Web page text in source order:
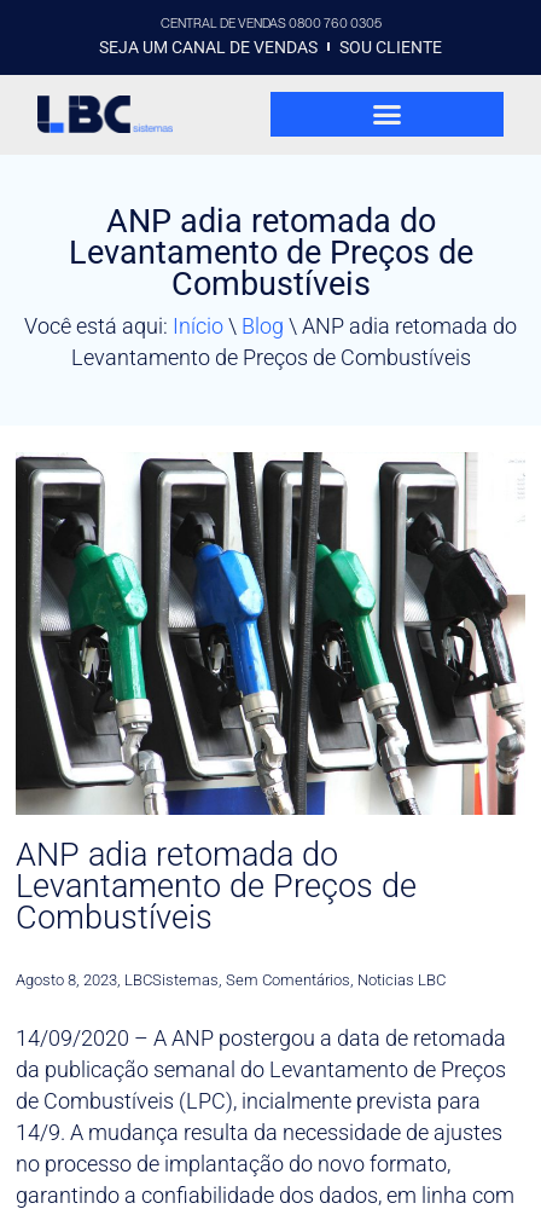
CENTRAL DE VENDAS 0800 760 0305
SEJA UM CANAL DE VENDAS SOU CLIENTE
ANP adia retomada do
Levantamento de Preços de
Combustíveis
Você está aqui: Início\ Blog \ ANP adia retomada do
Levantamento de Preços de Combustíveis
ANP adia retomada do
Levantamento de Preços de
Combustíveis
Agosto 8, 2023, LBCSistemas, Sem Comentários, Noticias LBC
14/09/2020 – A ANP postergou a data de retomada
da publicação semanal do Levantamento de Preços
de Combustíveis (LPC), incialmente prevista para
14/9. A mudança resulta da necessidade de ajustes
no processo de implantação do novo formato,
garantindo a confiabilidade dos dados, em linha com